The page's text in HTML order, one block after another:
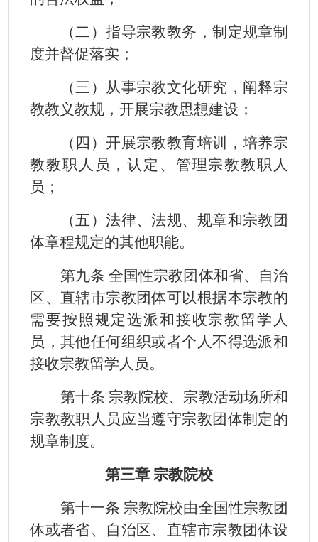
（二）指导宗教教务，制定规章制
度并督促落实；
（三）从事宗教文化研究，阐释宗
教教义教规，开展宗教思想建设；
（四）开展宗教教育培训，培养宗
教教职人员，认定、管理宗教教职人
员；
（五）法律、法规、规章和宗教团
体章程规定的其他职能。
第九条 全国性宗教团体和省、自治
区、直辖市宗教团体可以根据本宗教的
需要按照规定选派和接收宗教留学人
员，其他任何组织或者个人不得选派和
接收宗教留学人员。
第十条 宗教院校、宗教活动场所和
宗教教职人员应当遵守宗教团体制定的
规章制度。
第三章 宗教院校
第十一条 宗教院校由全国性宗教团
体或者省、自治区、直辖市宗教团体设